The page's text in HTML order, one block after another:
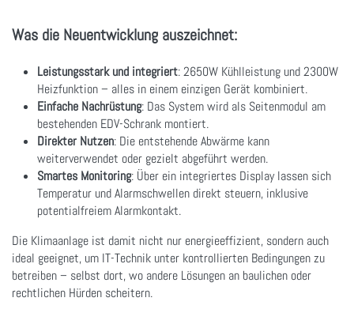
Was die Neuentwicklung auszeichnet:
Leistungsstark und integriert: 2650W Kühlleistung und 2300W
Heizfunktion – alles in einem einzigen Gerät kombiniert.
Einfache Nachrüstung: Das System wird als Seitenmodul am
bestehenden EDV-Schrank montiert.
Direkter Nutzen: Die entstehende Abwärme kann
weiterverwendet oder gezielt abgeführt werden.
Smartes Monitoring: Über ein integriertes Display lassen sich
Temperatur und Alarmschwellen direkt steuern, inklusive
potentialfreiem Alarmkontakt.
Die Klimaanlage ist damit nicht nur energieeffizient, sondern auch
ideal geeignet, um IT-Technik unter kontrollierten Bedingungen zu
betreiben – selbst dort, wo andere Lösungen an baulichen oder
rechtlichen Hürden scheitern.